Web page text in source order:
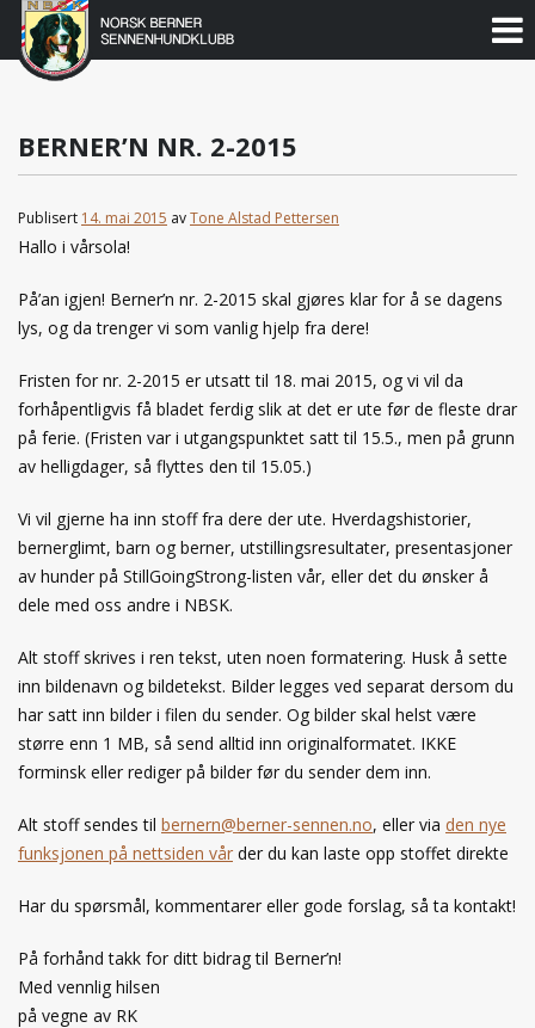
Gå
Norsk
Berner
Sennenhundklubb
BERNER’N NR. 2-2015
Publisert 14. mai 2015 avTone Alstad Pettersen
Hallo i vårsola!
På’an igjen! Berner’n nr. 2-2015 skal gjøres klar for å se dagens
lys, og da trenger vi som vanlig hjelp fra dere!
Fristen for nr. 2-2015 er utsatt til 18. mai 2015, og vi vil da
forhåpentligvis få bladet ferdig slik at det er ute før de fleste drar
på ferie. (Fristen var i utgangspunktet satt til 15.5., men på grunn
av helligdager, så flyttes den til 15.05.)
Vi vil gjerne ha inn stoff fra dere der ute. Hverdagshistorier,
bernerglimt, barn og berner, utstillingsresultater, presentasjoner
av hunder på StillGoingStrong-listen vår, eller det du ønsker å
dele med oss andre i NBSK.
Alt stoff skrives i ren tekst, uten noen formatering. Husk å sette
inn bildenavn og bildetekst. Bilder legges ved separat dersom du
har satt inn bilder i filen du sender. Og bilder skal helst være
større enn 1 MB, så send alltid inn originalformatet. IKKE
forminsk eller rediger på bilder før du sender dem inn.
Alt stoff sendes til bernern@berner-sennen.no, eller via den nye
funksjonen på nettsiden vår der du kan laste opp stoffet direkte
Har du spørsmål, kommentarer eller gode forslag, så ta kontakt!
På forhånd takk for ditt bidrag til Berner’n!
Med vennlig hilsen
på vegne av RK